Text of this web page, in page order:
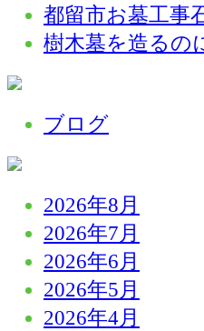
都留市お墓工事
樹木墓を造るの
ブログ
2026年8月
2026年7月
2026年6月
2026年5月
2026年4月